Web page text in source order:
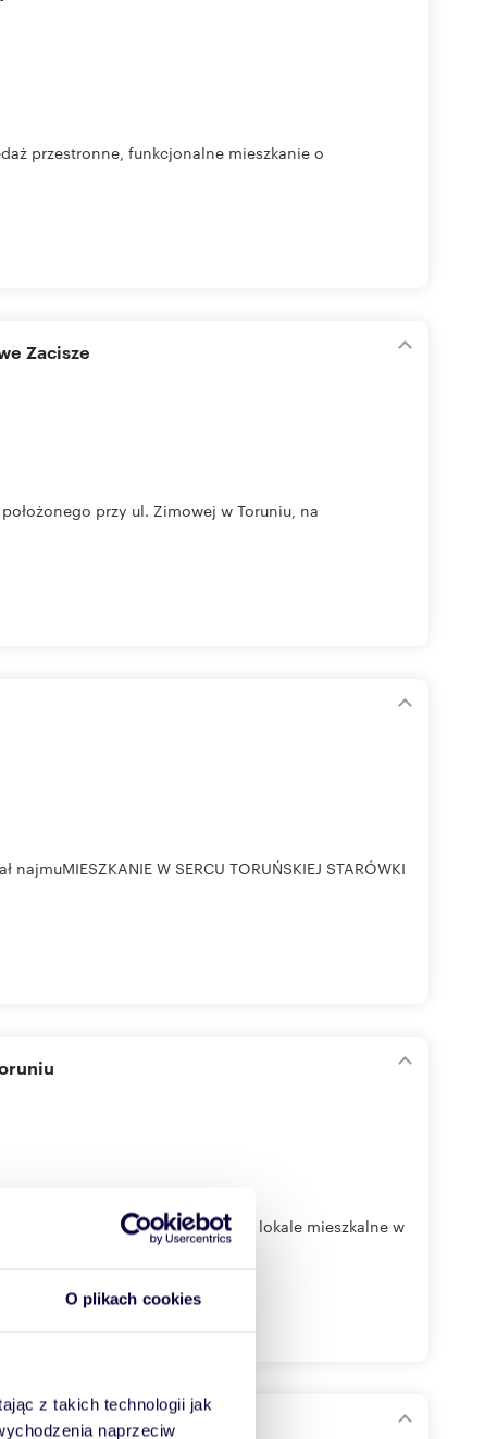
O plikach cookies
z takich technologii jak
naprzeciw
przestronne, funkcjonalne mieszkanie o
Zacisze
przy ul. Zimowej w Toruniu, na
W SERCU TORUŃSKIEJ STARÓWKI
inwestycyjną obejmującą 3 lokale mieszkalne w